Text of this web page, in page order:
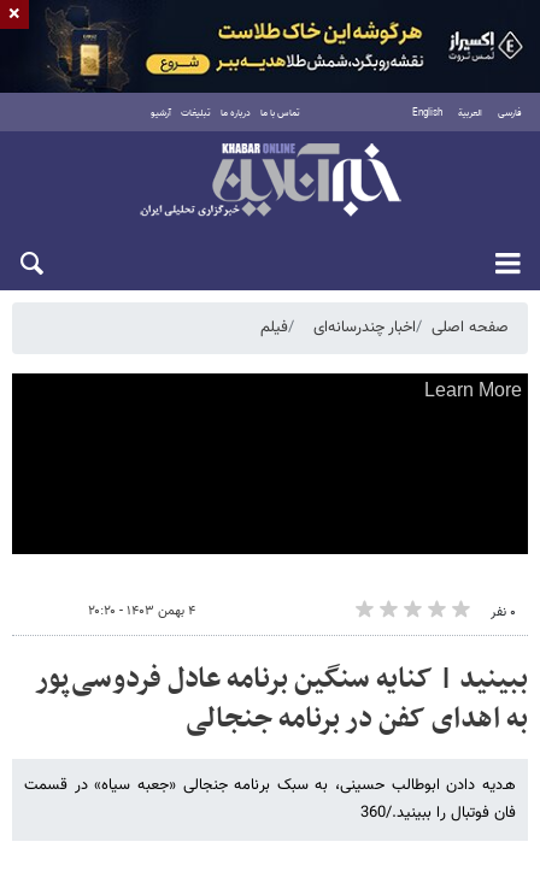
فارسی العربية English تماس با ما درباره ما تبلیغات آرشیو
جمعه ۱۶ مرداد ۱۴۰۵
صفحه اصلی اخبار چندرسانه‌ای فیلم
۰ نفر ۴ بهمن ۱۴۰۳ - ۲۰:۲۰
ببینید | کنایه سنگین برنامه عادل فردوسی‌پور
به اهدای کفن در برنامه جنجالی
هـ‌دیه دادن ابوطالب حسینی، به سبک برنامه جنجالی «جعبه سیاه» در قسمت
فان فوتبال را ببینید./360
×